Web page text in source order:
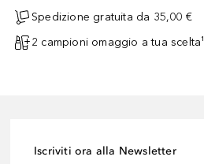
Spedizione gratuita da 35,00 €
2 campioni omaggio a tua scelta¹
Iscriviti ora alla Newsletter